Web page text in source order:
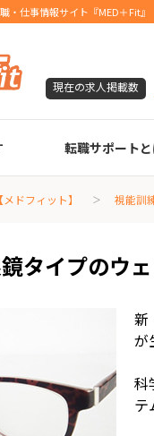
・仕事情報サイト『MED＋Fit』
現在の求人掲載数
転職サポート
ドフィット】 視能訓
タイプのウ
新
が
科
テ